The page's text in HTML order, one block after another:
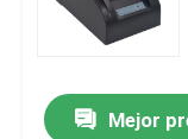
Mejor